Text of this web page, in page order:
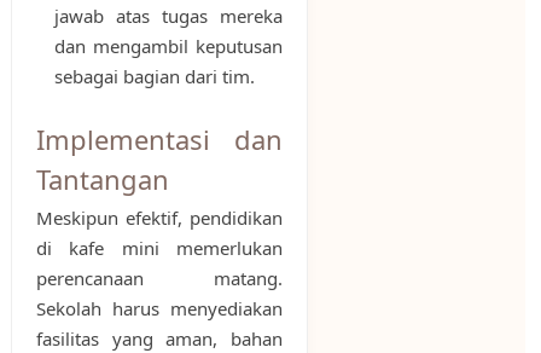
jawab atas tugas mereka
dan mengambil keputusan
sebagai bagian dari tim.
Implementasi dan
Tantangan
Meskipun efektif, pendidikan
di kafe mini memerlukan
perencanaan matang.
Sekolah harus menyediakan
fasilitas yang aman, bahan